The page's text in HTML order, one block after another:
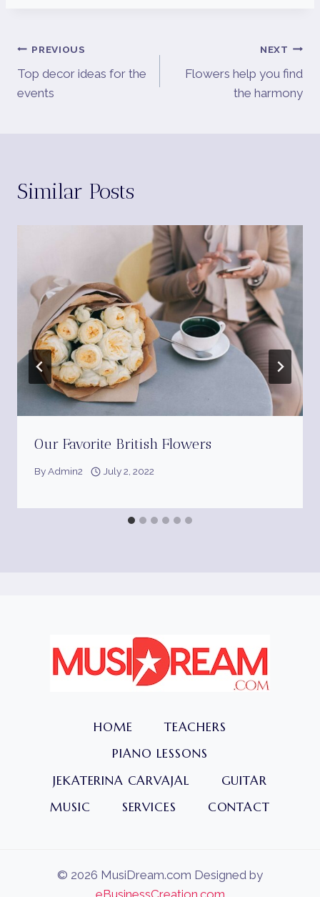
Post
Navigation
PREVIOUS
Top decor ideas for the
events
NEXT
Flowers help you find
the harmony
Similar Posts
Our Favorite British Flowers
ByAdmin2 July 2, 2022
HOME
TEACHERS
PIANO LESSONS
JEKATERINA CARVAJAL
GUITAR
MUSIC
SERVICES CONTACT
© 2026 MusiDream.com Designed by
eBusinessCreation.com